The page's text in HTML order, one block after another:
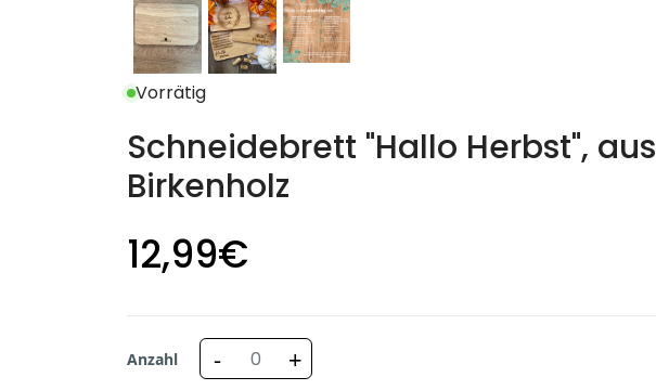
Vorrätig
Schneidebrett "Hallo Herbst", aus
Birkenholz
12,99€
Anzahl - +